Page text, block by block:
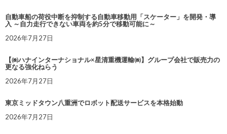
自動車船の荷役中断を抑制する自動車移動用「スケーター」を開発・導
入 ～自力走行できない車両を約5分で移動可能に～
2026年7月27日
【㈱ハナインターナショナル×星清重機運輸㈱】グループ会社で販売力の
更なる強化ねらう
2026年7月27日
東京ミッドタウン八重洲でロボット配送サービスを本格始動
2026年7月27日